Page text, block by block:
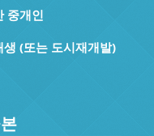
중개인
생 (또는 도시재개발)